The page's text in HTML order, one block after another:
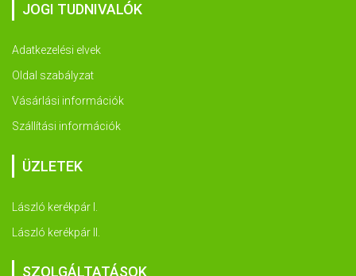
JOGI TUDNIVALÓK
Adatkezelési elvek
Oldal szabályzat
Vásárlási információk
Szállítási információk
ÜZLETEK
László kerékpár I.
László kerékpár II.
SZOLGÁLTATÁSOK